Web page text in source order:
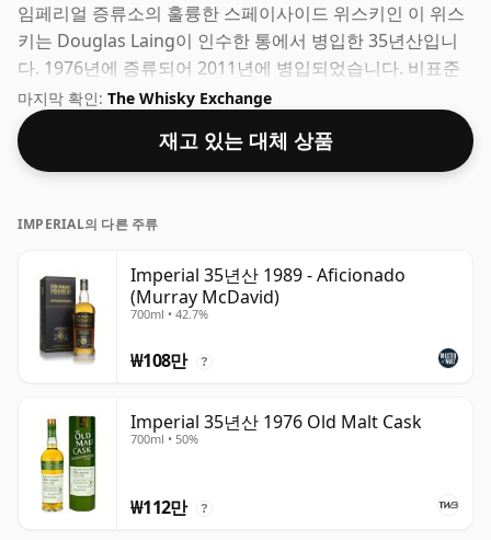
임페리얼 증류소의 훌륭한 스페이사이드 위스키인 이 위스
키는 Douglas Laing이 인수한 통에서 병입한 35년산입니
다. 1976년에 증류되어 2011년에 병입되었습니다. 비표준
농도 50%의 표준 70cl 병에 담겨 제공됩니다.
마지막 확인: The Whisky Exchange
재고 있는 대체 상품
IMPERIAL의 다른 주류
Imperial 35년산 1989 - Aficionado
(Murray McDavid)
700ml • 42.7%
₩108만 ?
Imperial 35년산 1976 Old Malt Cask
700ml • 50%
₩112만 ?